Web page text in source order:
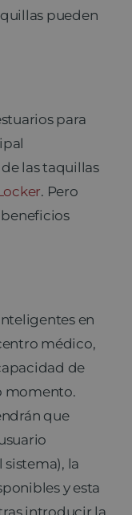
pueden
para
las taquillas
. Pero
en
médico,
de
momento.
que
la
y esta
introducir la